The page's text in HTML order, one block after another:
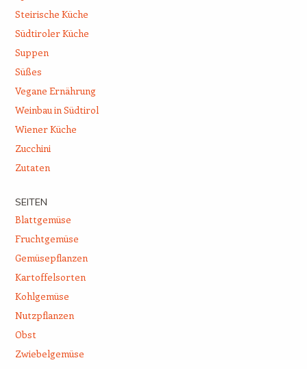
Steirische Küche
Südtiroler Küche
Suppen
Süßes
Vegane Ernährung
Weinbau in Südtirol
Wiener Küche
Zucchini
Zutaten
SEITEN
Blattgemüse
Fruchtgemüse
Gemüsepflanzen
Kartoffelsorten
Kohlgemüse
Nutzpflanzen
Obst
Zwiebelgemüse